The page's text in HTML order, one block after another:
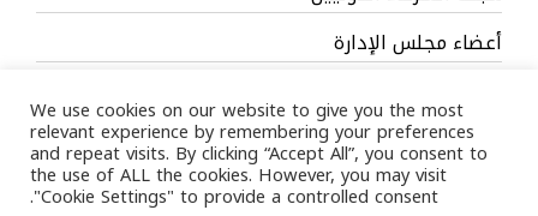
أعضاء مجلس الإدارة
We use cookies on our website to give you the most
relevant experience by remembering your preferences
and repeat visits. By clicking “Accept All”, you consent to
the use of ALL the cookies. However, you may visit
"Cookie Settings" to provide a controlled consent.